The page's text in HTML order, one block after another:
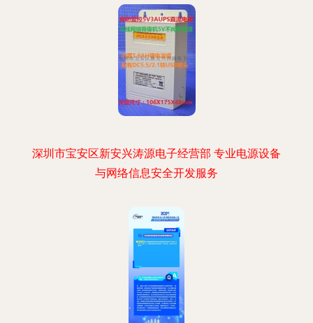
深圳市宝安区新安兴涛源电子经营部 专业电源设备
与网络信息安全开发服务